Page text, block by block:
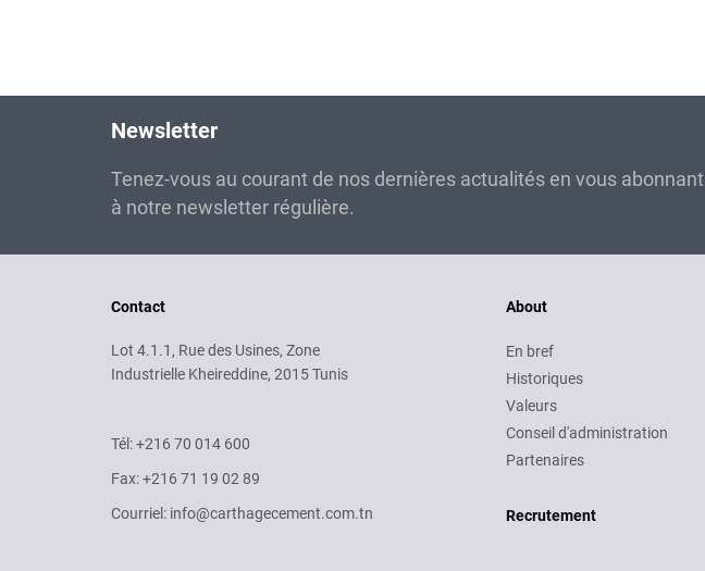
Newsletter
Tenez-vous au courant de nos dernières actualités en vous abonnant
à notre newsletter régulière.
Contact
Lot 4.1.1, Rue des Usines, Zone
Industrielle Kheireddine, 2015 Tunis
Tél: +216 70 014 600
Fax: +216 71 19 02 89
Courriel: info@carthagecement.com.tn
About
En bref
Historiques
Valeurs
Conseil d'administration
Partenaires
Recrutement